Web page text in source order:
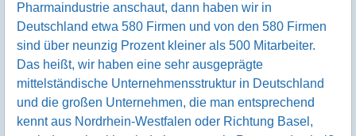
Pharmaindustrie anschaut, dann haben wir in
Deutschland etwa 580 Firmen und von den 580 Firmen
sind über neunzig Prozent kleiner als 500 Mitarbeiter.
Das heißt, wir haben eine sehr ausgeprägte
mittelständische Unternehmensstruktur in Deutschland
und die großen Unternehmen, die man entsprechend
kennt aus Nordrhein-Westfalen oder Richtung Basel,